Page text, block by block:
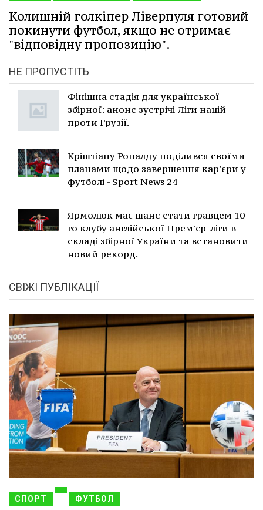
Колишній голкіпер Ліверпуля готовий
покинути футбол, якщо не отримає
"відповідну пропозицію".
НЕ ПРОПУСТІТЬ
Фінішна стадія для української
збірної: анонс зустрічі Ліги націй
проти Грузії.
Кріштіану Роналду поділився своїми
планами щодо завершення кар'єри у
футболі - Sport News 24
Ярмолюк має шанс стати гравцем 10-
го клубу англійської Прем'єр-ліги в
складі збірної України та встановити
новий рекорд.
СВІЖІ ПУБЛІКАЦІЇ
СПОРТ ФУТБОЛ